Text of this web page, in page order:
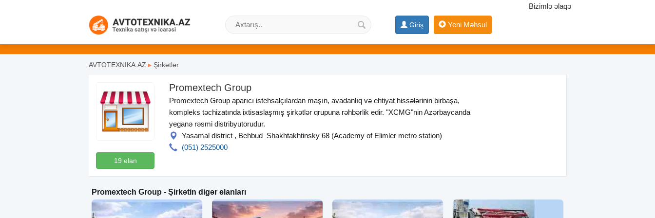
Bizimlə əlaqə
Giriş Yeni Məhsul
AVTOTEXNIKA.AZ ▸ Şirkətlər
19 elan
Promextech Group
Promextech Group aparıcı istehsalçılardan maşın, avadanlıq və ehtiyat hissələrinin birbaşa,
kompleks təchizatında ixtisaslaşmış şirkətlər qrupuna rəhbərlik edir. "XCMG"nin Azərbaycanda
yeganə rəsmi distribyutorudur.
Yasamal district , Behbud Shakhtakhtinsky 68 (Academy of Elimler metro station)
(051) 2525000
Promextech Group - Şirkətin digər elanları